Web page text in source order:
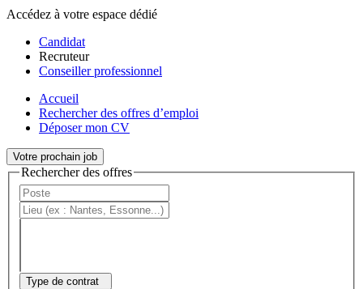
Accédez à votre espace dédié
Candidat
Recruteur
Conseiller professionnel
Accueil
Rechercher des offres d’emploi
Déposer mon CV
Votre prochain job
Rechercher des offres
Type de contrat